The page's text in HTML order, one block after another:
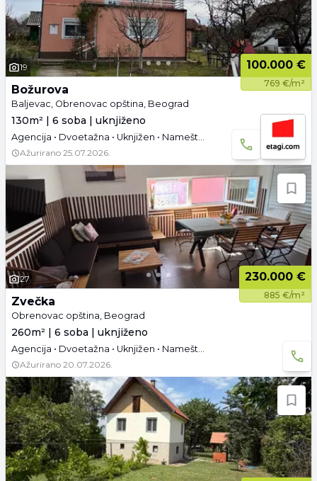
19 100.000 €
769 €/m²
Božurova
Baljevac, Obrenovac opština, Beograd
130m² | 6 soba | uknjiženo
Agencija • Dvoetažna • Uknjižen • Namešteno • Tavan
Ažurirano 25.07.2026.
27 230.000 €
885 €/m²
Zvečka
Obrenovac opština, Beograd
260m² | 6 soba | uknjiženo
Agencija • Dvoetažna • Uknjižen • Namešteno
Ažurirano 20.07.2026.